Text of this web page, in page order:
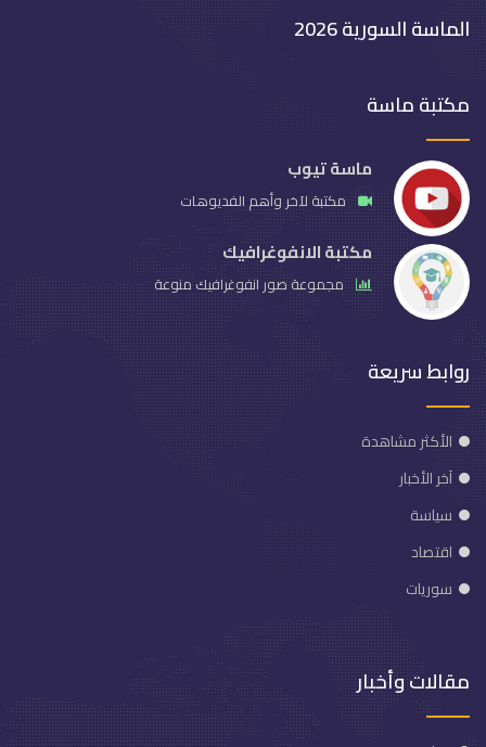
الماسة السورية 2026
مكتبة ماسة
ماسة تيوب
مكتبة لآخر وأهم الفديوهات
مكتبة الانفوغرافيك
مجموعة صور انفوغرافيك منوعة
روابط سريعة
الأكثر مشاهدة
آخر الأخبار
سياسة
اقتصاد
سوريات
مقالات وأخبار